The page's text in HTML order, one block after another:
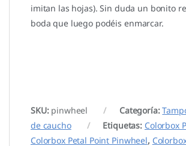
imitan las hojas). Sin duda un bonito
boda que luego podéis enmarcar.
SKU: pinwheel Categoría:
de caucho
Etiquetas: Colorbox
Colorbox Petal Point Pinwheel,